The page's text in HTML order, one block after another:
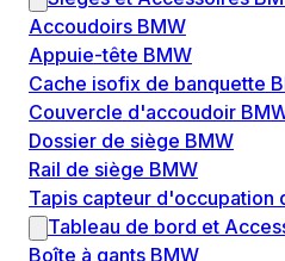
Accoudoirs BMW
Appuie-tête BMW
Cache isofix de banquette
Couvercle d'accoudoir
Dossier de siège BMW
Rail de siège BMW
Tapis capteur d'occupation
Tableau de bord et
Boîte à gants BMW